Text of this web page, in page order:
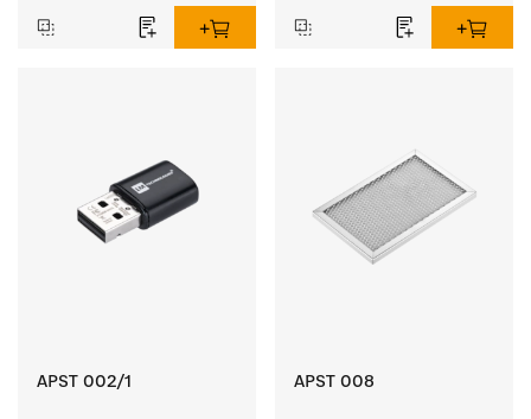
APST 002/1 APST 008